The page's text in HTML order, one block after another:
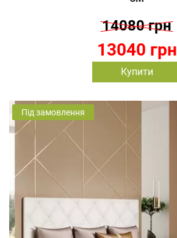
13040 грн
14080 грн
Купити
Під замовлення